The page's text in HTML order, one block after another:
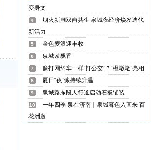
变身文
4
烟火新潮双向共生 泉城夜经济焕发迭代
新活力
5 金色麦浪迎丰收
6 泉城茶飘香
7 像打网约车一样“打公交”？“橙墩墩”亮相
8 夏日“夜”练持续升温
9 泉城路东段人行道启动石板铺装
10
一年四季 泉在济南｜泉城暮色入画来 百
花洲邂